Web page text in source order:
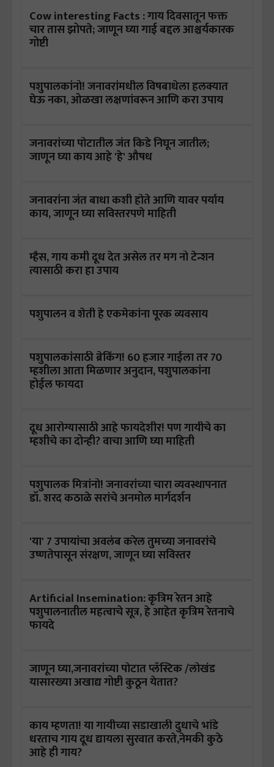
Cow interesting Facts : गाय दिवसातून फक्त
चार तास झोपते; जाणून घ्या गाई बद्दल आश्चर्यकारक
गोष्टी
पशुपालकांनो! जनावरांमधील विषबाधेला हलक्यात
घेऊ नका, ओळखा लक्षणांवरून आणि करा उपाय
जनावरांच्या पोटातील जंत किडे निघून जातील;
जाणून घ्या काय आहे 'हे' औषध
जनावरांना जंत बाधा कशी होते आणि यावर पर्याय
काय, जाणून घ्या सविस्तरपणे माहिती
म्हैस, गाय कमी दूध देत असेल तर मग नो टेन्शन
त्यासाठी करा हा उपाय
पशुपालन व शेती हे एकमेकांना पूरक व्यवसाय
पशुपालकांसाठी ब्रेकिंग! 60 हजार गाईला तर 70
म्हशीला आता मिळणार अनुदान, पशुपालकांना
होईल फायदा
दूध आरोग्यासाठी आहे फायदेशीर! पण गायीचे का
म्हशीचे का दोन्ही? वाचा आणि घ्या माहिती
पशुपालक मित्रांनो! जनावरांच्या चारा व्यवस्थापनात
डॉ. शरद कठाळे सरांचे अनमोल मार्गदर्शन
'या' 7 उपायांचा अवलंब करेल तुमच्या जनावरांचे
उष्णतेपासून संरक्षण, जाणून घ्या सविस्तर
Artificial Insemination: कृत्रिम रेतन आहे
पशुपालनातील महत्वाचे सूत्र, हे आहेत कृत्रिम रेतनाचे
फायदे
जाणून घ्या,जनावरांच्या पोटात प्लॅस्टिक /लोखंड
यासारख्या अखाद्य गोष्टी कुठून येतात?
काय म्हणता! या गायीच्या सडाखाली दुधाचे भांडे
धरताच गाय दूध द्यायला सुरवात करते,नेमकी कुठे
आहे ही गाय?